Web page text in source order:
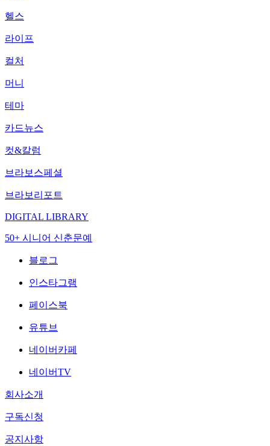
헬스
라이프
컬처
머니
테마
카드뉴스
컷&칼럼
브라보스페셜
브라보리포트
DIGITAL LIBRARY
50+ 시니어 신춘문예
블로그
인스타그램
페이스북
유튜브
네이버카페
네이버TV
회사소개
구독신청
공지사항